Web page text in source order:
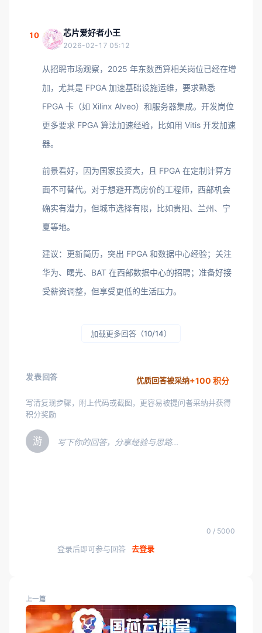
10 芯片爱好者小王
2026-02-17 05:12
从招聘市场观察，2025 年东数西算相关岗位已经在增
加，尤其是 FPGA 加速基础设施运维，要求熟悉
FPGA 卡（如 Xilinx Alveo）和服务器集成。开发岗位
更多要求 FPGA 算法加速经验，比如用 Vitis 开发加速
器。
前景看好，因为国家投资大，且 FPGA 在定制计算方
面不可替代。对于想避开高房价的工程师，西部机会
确实有潜力，但城市选择有限，比如贵阳、兰州、宁
夏等地。
建议：更新简历，突出 FPGA 和数据中心经验；关注
华为、曙光、BAT 在西部数据中心的招聘；准备好接
受薪资调整，但享受更低的生活压力。
加载更多回答（10/14）
发表回答 优质回答被采纳+100 积分
写清复现步骤，附上代码或截图，更容易被提问者采纳并获得
积分奖励
游 写下你的回答，分享经验与思路…
0 / 5000
登录后即可参与回答 去登录
上一篇